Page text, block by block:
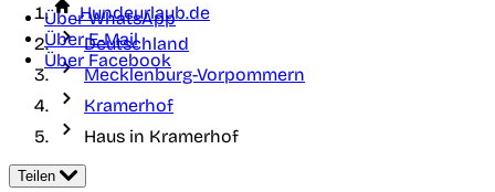
Über WhatsApp
Über E-Mail
Über Facebook
Hundeurlaub.de
Deutschland
Mecklenburg-Vorpommern
Kramerhof
Haus in Kramerhof
Teilen